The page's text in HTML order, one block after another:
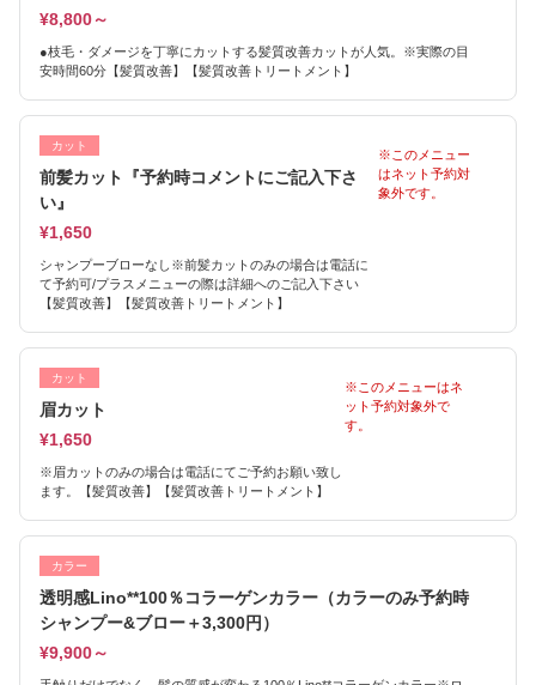
¥8,800～
●枝毛・ダメージを丁寧にカットする髪質改善カットが人気。※実際の目
安時間60分【髪質改善】【髪質改善トリートメント】
カット
前髪カット『予約時コメントにご記入下さ
い』
¥1,650
シャンプーブローなし※前髪カットのみの場合は電話に
て予約可/プラスメニューの際は詳細へのご記入下さい
【髪質改善】【髪質改善トリートメント】
※このメニュー
はネット予約対
象外です。
カット
眉カット
¥1,650
※眉カットのみの場合は電話にてご予約お願い致し
ます。【髪質改善】【髪質改善トリートメント】
※このメニューはネ
ット予約対象外で
す。
カラー
透明感Lino**100％コラーゲンカラー（カラーのみ予約時
シャンプー&ブロー＋3,300円）
¥9,900～